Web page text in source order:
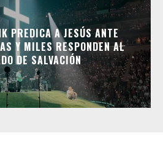
PREDICA A JESÚS ANTE
Y MILES RESPONDEN AL
DE SALVACIÓN